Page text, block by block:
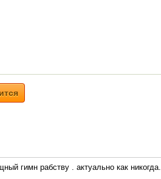
гимн рабству . актуально как никогда.